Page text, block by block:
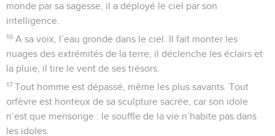
monde par sa sagesse, il a déployé le ciel par son
intelligence.
16 A sa voix, l’eau gronde dans le ciel. Il fait monter les
nuages des extrémités de la terre, il déclenche les éclairs et
la pluie, il tire le vent de ses trésors.
17 Tout homme est dépassé, même les plus savants. Tout
orfèvre est honteux de sa sculpture sacrée, car son idole
n’est que mensonge : le souffle de la vie n’habite pas dans
les idoles.